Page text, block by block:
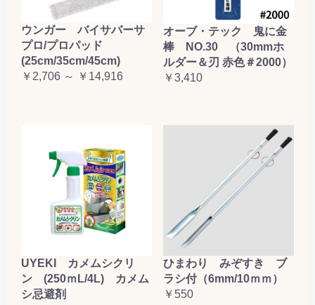
ウンガー バイサバーサ
プロ/プロパッド
(25cm/35cm/45cm)
￥2,706 ～ ￥14,916
オーブ・テック 鬼に金
棒 NO.30 （30mmホ
ルダー＆刃 赤色＃2000）
￥3,410
UYEKI カメムシクリ
ン (250ｍL/4L) カメム
シ忌避剤
ひまわり みぞすき ブ
ラシ付（6mm/10ｍｍ）
￥550